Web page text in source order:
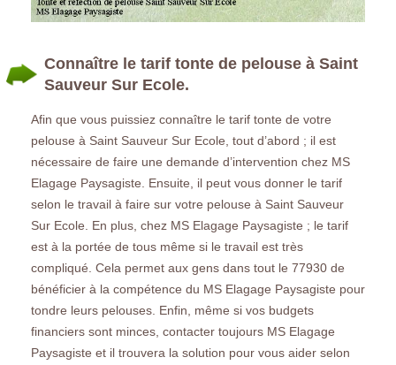
Connaître le tarif tonte de pelouse à Saint
Sauveur Sur Ecole.
Afin que vous puissiez connaître le tarif tonte de votre
pelouse à Saint Sauveur Sur Ecole, tout d’abord ; il est
nécessaire de faire une demande d’intervention chez MS
Elagage Paysagiste. Ensuite, il peut vous donner le tarif
selon le travail à faire sur votre pelouse à Saint Sauveur
Sur Ecole. En plus, chez MS Elagage Paysagiste ; le tarif
est à la portée de tous même si le travail est très
compliqué. Cela permet aux gens dans tout le 77930 de
bénéficier à la compétence du MS Elagage Paysagiste pour
tondre leurs pelouses. Enfin, même si vos budgets
financiers sont minces, contacter toujours MS Elagage
Paysagiste et il trouvera la solution pour vous aider selon